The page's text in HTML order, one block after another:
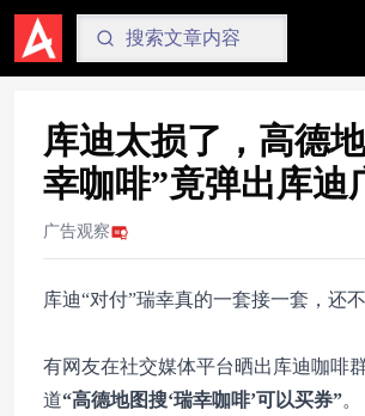
库迪太损了，高德
幸咖啡”竟弹出库迪
广告观察
库迪“对付”瑞幸真的一套接一套，还
有网友在社交媒体平台晒出库迪咖啡
道“高德地图搜‘瑞幸咖啡’可以买券”。